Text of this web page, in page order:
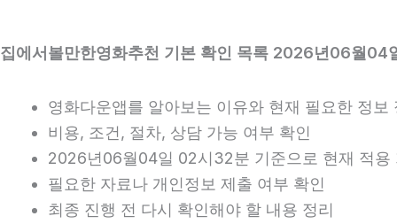
집에서볼만한영화추천 기본 확인 목록 2026년06월04
영화다운앱를 알아보는 이유와 현재 필요한 정보
비용, 조건, 절차, 상담 가능 여부 확인
2026년06월04일 02시32분 기준으로 현재 적용
필요한 자료나 개인정보 제출 여부 확인
최종 진행 전 다시 확인해야 할 내용 정리